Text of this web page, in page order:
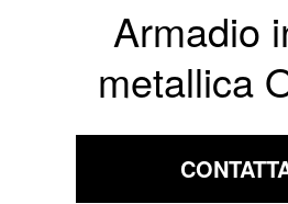
Armadio
metallica